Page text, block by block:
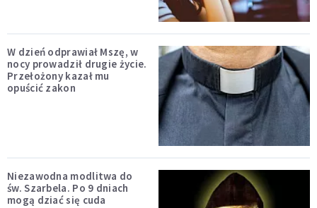
W dzień odprawiał Mszę, w
nocy prowadził drugie życie.
Przełożony kazał mu
opuścić zakon
Niezawodna modlitwa do
św. Szarbela. Po 9 dniach
mogą dziać się cuda